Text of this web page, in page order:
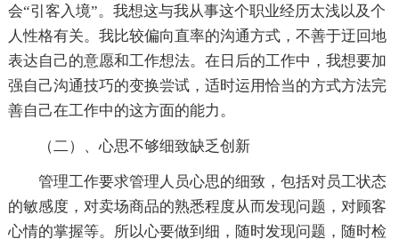
会“引客入境”。我想这与我从事这个职业经历太浅以及个
人性格有关。我比较偏向直率的沟通方式，不善于迂回地
表达自己的意愿和工作想法。在日后的工作中，我想要加
强自己沟通技巧的变换尝试，适时运用恰当的方式方法完
善自己在工作中的这方面的能力。
（二）、心思不够细致缺乏创新
管理工作要求管理人员心思的细致，包括对员工状态
的敏感度，对卖场商品的熟悉程度从而发现问题，对顾客
心情的掌握等。所以心要做到细，随时发现问题，随时检